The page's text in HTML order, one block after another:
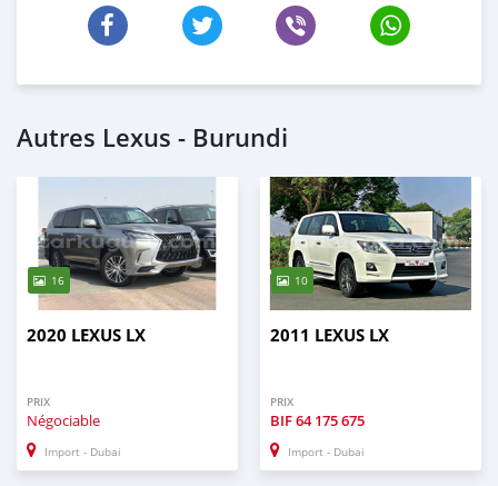
Autres Lexus - Burundi
16
2020 LEXUS LX
PRIX
Négociable
Import - Dubai
10
2011 LEXUS LX
PRIX
BIF64 175 675
Import - Dubai